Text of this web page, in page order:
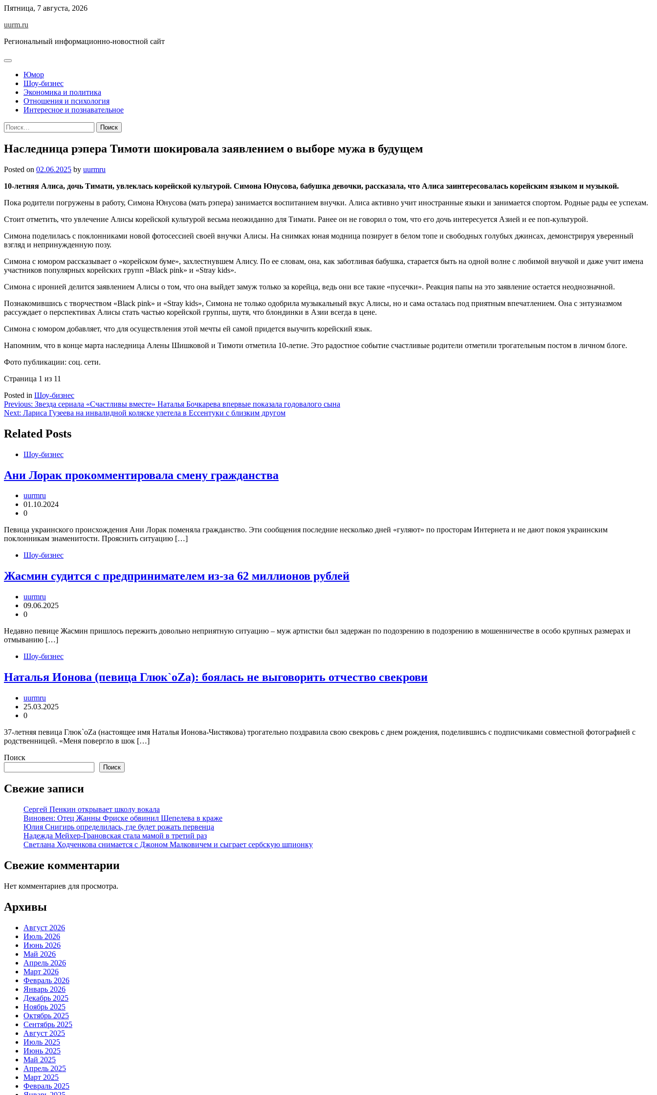
Skip
content
Пятница, 7 августа, 2026
uurm.ru
Региональный информационно-новостной сайт
Юмор
Шоу-бизнес
Экономика и политика
Отношения и психология
Интересное и познавательное
Найти:
Наследница рэпера Тимоти шокировала заявлением о выборе мужа в будущем
Posted on 02.06.2025 by uurmru
10-летняя Алиса, дочь Тимати, увлеклась корейской культурой. Симона Юнусова, бабушка девочки, рассказала, что Алиса заинтересовалась корейским языком и музыкой.
Пока родители погружены в работу, Симона Юнусова (мать рэпера) занимается воспитанием внучки. Алиса активно учит иностранные языки и занимается спортом. Родные рады ее успехам.
Стоит отметить, что увлечение Алисы корейской культурой весьма неожиданно для Тимати. Ранее он не говорил о том, что его дочь интересуется Азией и ее поп-культурой.
Симона поделилась с поклонниками новой фотосессией своей внучки Алисы. На снимках юная модница позирует в белом топе и свободных голубых джинсах, демонстрируя уверенный
взгляд и непринужденную позу.
Симона с юмором рассказывает о «корейском буме», захлестнувшем Алису. По ее словам, она, как заботливая бабушка, старается быть на одной волне с любимой внучкой и даже учит имена
участников популярных корейских групп «Black pink» и «Stray kids».
Симона с иронией делится заявлением Алисы о том, что она выйдет замуж только за корейца, ведь они все такие «пусечки». Реакция папы на это заявление остается неоднозначной.
Познакомившись с творчеством «Black pink» и «Stray kids», Симона не только одобрила музыкальный вкус Алисы, но и сама осталась под приятным впечатлением. Она с энтузиазмом
рассуждает о перспективах Алисы стать частью корейской группы, шутя, что блондинки в Азии всегда в цене.
Симона с юмором добавляет, что для осуществления этой мечты ей самой придется выучить корейский язык.
Напомним, что в конце марта наследница Алены Шишковой и Тимоти отметила 10-летие. Это радостное событие счастливые родители отметили трогательным постом в личном блоге.
Фото публикации: соц. сети.
Страница 1 из 11
Posted in Шоу-бизнес
Навигация
по
записям
Previous: Звезда сериала «Счастливы вместе» Наталья Бочкарева впервые показала годовалого сына
Next: Лариса Гузеева на инвалидной коляске улетела в Ессентуки с близким другом
Related Posts
Шоу-бизнес
Ани Лорак прокомментировала смену гражданства
uurmru
01.10.2024
0
Певица украинского происхождения Ани Лорак поменяла гражданство. Эти сообщения последние несколько дней «гуляют» по просторам Интернета и не дают покоя украинским
поклонникам знаменитости. Прояснить ситуацию […]
Шоу-бизнес
Жасмин судится с предпринимателем из-за 62 миллионов рублей
uurmru
09.06.2025
0
Недавно певице Жасмин пришлось пережить довольно неприятную ситуацию – муж артистки был задержан по подозрению в подозрению в мошенничестве в особо крупных размерах и
отмыванию […]
Шоу-бизнес
Наталья Ионова (певица Глюк`оZа): боялась не выговорить отчество свекрови
uurmru
25.03.2025
0
37-летняя певица Глюк`oZa (настоящее имя Наталья Ионова-Чистякова) трогательно поздравила свою свекровь с днем рождения, поделившись с подписчиками совместной фотографией с
родственницей. «Меня повергло в шок […]
Поиск
Поиск
Свежие записи
Сергей Пенкин открывает школу вокала
Виновен: Отец Жанны Фриске обвинил Шепелева в краже
Юлия Снигирь определилась, где будет рожать первенца
Надежда Мейхер-Грановская стала мамой в третий раз
Светлана Ходченкова снимается с Джоном Малковичем и сыграет сербскую шпионку
Свежие комментарии
Нет комментариев для просмотра.
Архивы
Август 2026
Июль 2026
Июнь 2026
Май 2026
Апрель 2026
Март 2026
Февраль 2026
Январь 2026
Декабрь 2025
Ноябрь 2025
Октябрь 2025
Сентябрь 2025
Август 2025
Июль 2025
Июнь 2025
Май 2025
Апрель 2025
Март 2025
Февраль 2025